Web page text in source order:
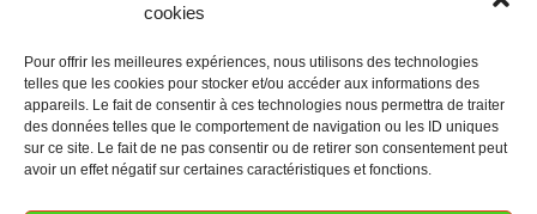
cookies
Pour offrir les meilleures expériences, nous utilisons des technologies
telles que les cookies pour stocker et/ou accéder aux informations des
appareils. Le fait de consentir à ces technologies nous permettra de traiter
des données telles que le comportement de navigation ou les ID uniques
sur ce site. Le fait de ne pas consentir ou de retirer son consentement peut
avoir un effet négatif sur certaines caractéristiques et fonctions.